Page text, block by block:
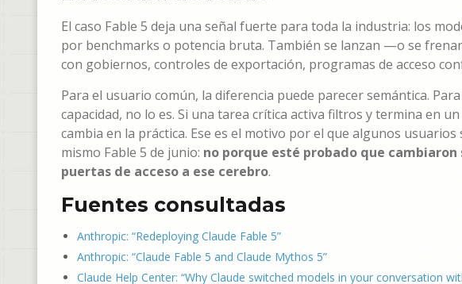
El caso Fable 5 deja una señal fuerte para toda la industria: los
por benchmarks o potencia bruta. También se lanzan —o se
con gobiernos, controles de exportación, programas de acceso
Para el usuario común, la diferencia puede parecer semántica.
capacidad, no lo es. Si una tarea crítica activa filtros y termina en
cambia en la práctica. Ese es el motivo por el que algunos
mismo Fable 5 de junio: no porque esté probado que
puertas de acceso a ese cerebro.
Fuentes consultadas
Anthropic: “Redeploying Claude Fable 5”
Anthropic: “Claude Fable 5 and Claude Mythos 5”
Claude Help Center: “Why Claude switched models in your conversation